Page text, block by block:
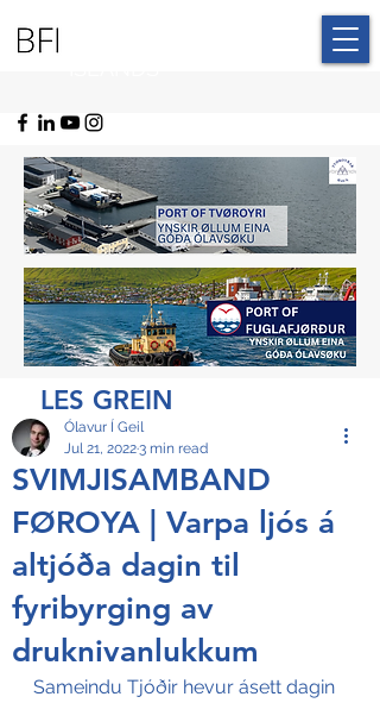
LES GREIN
SVIMJISAMBAND
FØROYA | Varpa ljós á
altjóða dagin til
fyribyrging av
druknivanlukkum
Ólavur Í Geil
Jul 21, 20223 min read
Sameindu Tjóðir hevur ásett dagin